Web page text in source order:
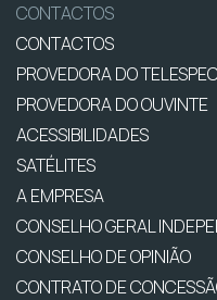
CONTACTOS
CONTACTOS
PROVEDORA DO
PROVEDORA DO OUVINTE
ACESSIBILIDADES
SATÉLITES
A EMPRESA
CONSELHO GERAL
CONSELHO DE OPINIÃO
CONTRATO DE